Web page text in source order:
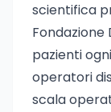
scientifica
Fondazione
pazienti
operatori
scala